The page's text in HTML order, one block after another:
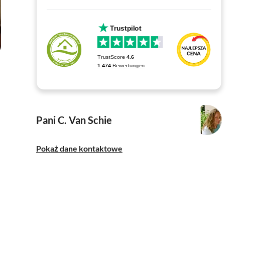
Pani C. Van Schie
Pokaż dane kontaktowe